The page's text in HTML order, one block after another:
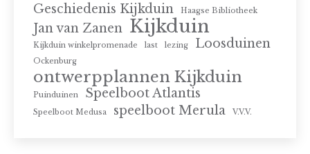
Geschiedenis Kijkduin Haagse Bibliotheek
Jan van Zanen Kijkduin
Kijkduin winkelpromenade last lezing Loosduinen
Ockenburg
ontwerpplannen Kijkduin
Puinduinen Speelboot Atlantis
Speelboot Medusa speelboot Merula V.V.V.